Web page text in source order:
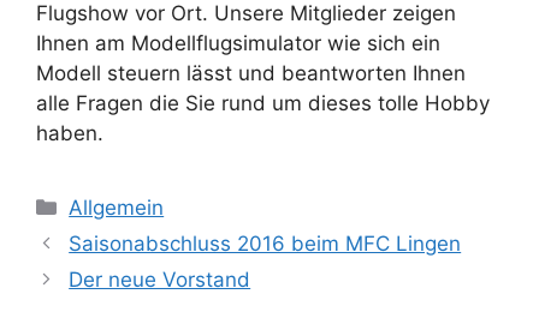
Flugshow vor Ort. Unsere Mitglieder zeigen
Ihnen am Modellflugsimulator wie sich ein
Modell steuern lässt und beantworten Ihnen
alle Fragen die Sie rund um dieses tolle Hobby
haben.
Kategorien
Allgemein
Saisonabschluss 2016 beim MFC Lingen
Der neue Vorstand